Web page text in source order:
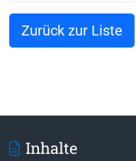
Zurück zur Liste
Inhalte